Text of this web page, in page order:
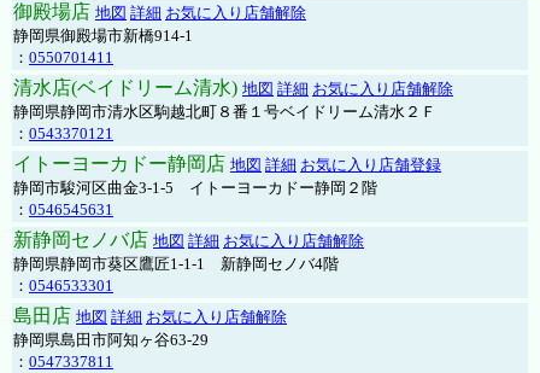
御殿場店 地図 詳細 お気に入り店舗解除
静岡県御殿場市新橋914-1
： 0550701411
清水店(ベイドリーム清水) 地図 詳細 お気に入り店舗解除
静岡県静岡市清水区駒越北町８番１号ベイドリーム清水２Ｆ
： 0543370121
イトーヨーカドー静岡店 地図 詳細 お気に入り店舗登録
静岡市駿河区曲金3-1-5 イトーヨーカドー静岡２階
： 0546545631
新静岡セノバ店 地図 詳細 お気に入り店舗解除
静岡県静岡市葵区鷹匠1-1-1 新静岡セノバ4階
： 0546533301
島田店 地図 詳細 お気に入り店舗解除
静岡県島田市阿知ヶ谷63-29
： 0547337811